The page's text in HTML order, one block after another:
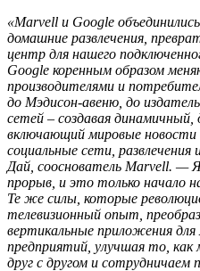
«Marvell и Google
домашние развлечения,
центр для нашего
Google коренным образом
производителями и
до Мэдисон-авеню, до
сетей – создавая
включающий мировые новости
социальные сети,
Дай, сооснователь Marvell. —
прорыв, и это только начало
Те же силы, которые
телевизионный опыт,
вертикальные приложения для
предприятий, улучшая то,
друг с другом и сотрудничаем